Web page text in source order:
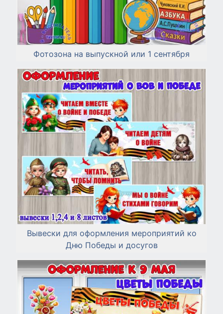
Фотозона на выпускной или 1 сентября
Вывески для оформления мероприятий ко
Дню Победы и досугов